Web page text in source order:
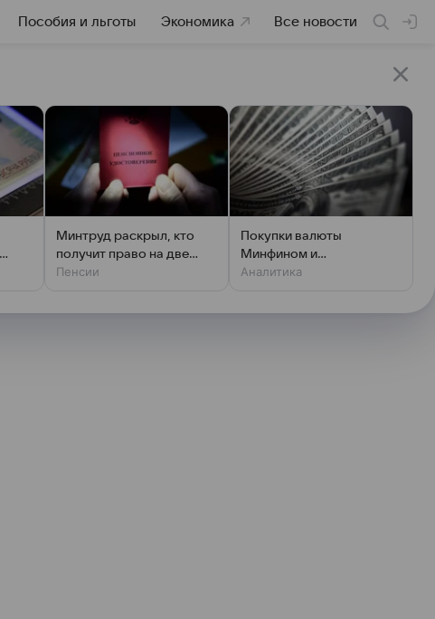
Пособия и льготы Экономика Все новости
Минтруд раскрыл, кто
получит право на две
пенсии
Пенсии
Покупки валюты
Минфином и
спекулянтами разогнали
Аналитика